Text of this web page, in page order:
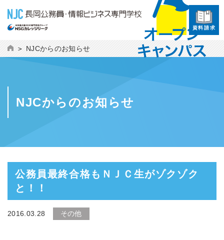
資料請求
NJCからのお知らせ
NJCからのお知らせ
公務員最終合格もＮＪＣ生がゾクゾク
と！！
2016.03.28 その他